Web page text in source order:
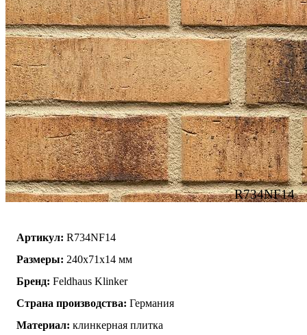
R734NF14
Артикул: R734NF14
Размеры: 240x71x14 мм
Бренд: Feldhaus Klinker
Страна производства: Германия
Материал: клинкерная плитка